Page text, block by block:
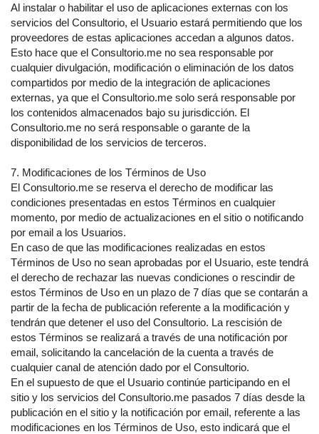
Al instalar o habilitar el uso de aplicaciones externas con los
servicios del Consultorio, el Usuario estará permitiendo que los
proveedores de estas aplicaciones accedan a algunos datos.
Esto hace que el Consultorio.me no sea responsable por
cualquier divulgación, modificación o eliminación de los datos
compartidos por medio de la integración de aplicaciones
externas, ya que el Consultorio.me solo será responsable por
los contenidos almacenados bajo su jurisdicción. El
Consultorio.me no será responsable o garante de la
disponibilidad de los servicios de terceros.
7. Modificaciones de los Términos de Uso
El Consultorio.me se reserva el derecho de modificar las
condiciones presentadas en estos Términos en cualquier
momento, por medio de actualizaciones en el sitio o notificando
por email a los Usuarios.
En caso de que las modificaciones realizadas en estos
Términos de Uso no sean aprobadas por el Usuario, este tendrá
el derecho de rechazar las nuevas condiciones o rescindir de
estos Términos de Uso en un plazo de 7 días que se contarán a
partir de la fecha de publicación referente a la modificación y
tendrán que detener el uso del Consultorio. La rescisión de
estos Términos se realizará a través de una notificación por
email, solicitando la cancelación de la cuenta a través de
cualquier canal de atención dado por el Consultorio.
En el supuesto de que el Usuario continúe participando en el
sitio y los servicios del Consultorio.me pasados 7 días desde la
publicación en el sitio y la notificación por email, referente a las
modificaciones en los Términos de Uso, esto indicará que el